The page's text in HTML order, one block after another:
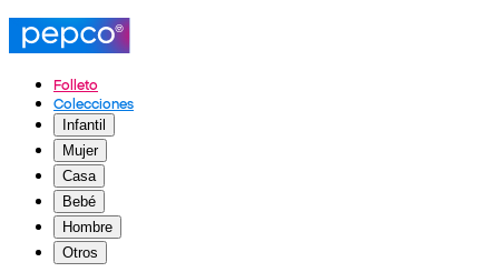
Folleto
Colecciones
Infantil
Mujer
Casa
Bebé
Hombre
Otros